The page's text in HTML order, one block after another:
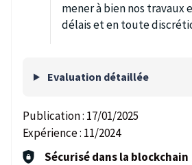
mener à bien nos travaux
délais et en toute
Evaluation détaillée
Publication : 17/01/2025
Expérience : 11/2024
Sécurisé dans la blockchain